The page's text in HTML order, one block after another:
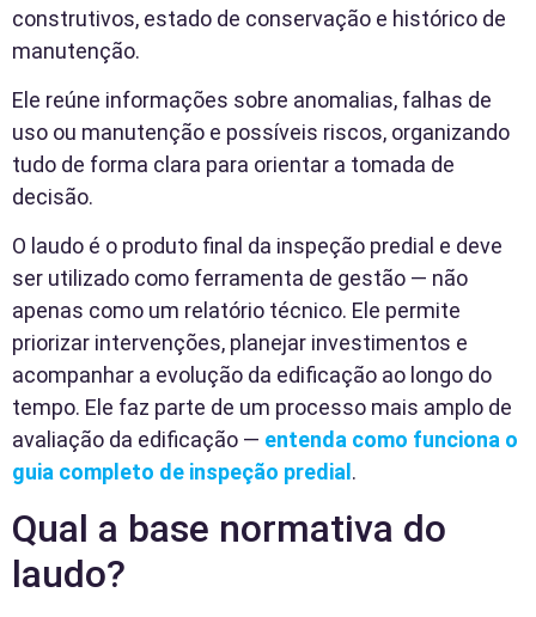
construtivos, estado de conservação e histórico de
manutenção.
Ele reúne informações sobre anomalias, falhas de
uso ou manutenção e possíveis riscos, organizando
tudo de forma clara para orientar a tomada de
decisão.
O laudo é o produto final da inspeção predial e deve
ser utilizado como ferramenta de gestão — não
apenas como um relatório técnico. Ele permite
priorizar intervenções, planejar investimentos e
acompanhar a evolução da edificação ao longo do
tempo. Ele faz parte de um processo mais amplo de
avaliação da edificação — entenda como funciona o
guia completo de inspeção predial .
Qual a base normativa do
laudo?